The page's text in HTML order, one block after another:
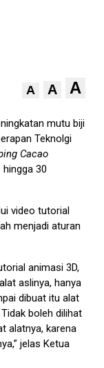
A A A
mutu biji
Teknolgi
Cacao
30
video tutorial
menjadi aturan
animasi 3D,
aslinya, hanya
dibuat itu alat
boleh dilihat
alatnya, karena
jelas Ketua